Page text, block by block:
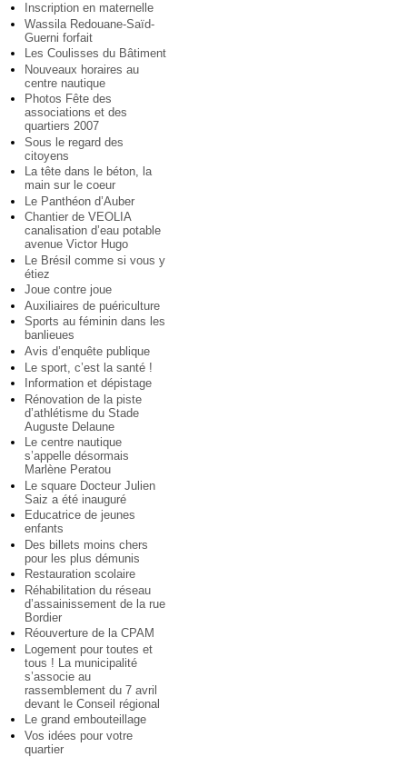
Inscription en maternelle
Wassila Redouane-Saïd-
Guerni forfait
Les Coulisses du Bâtiment
Nouveaux horaires au
centre nautique
Photos Fête des
associations et des
quartiers 2007
Sous le regard des
citoyens
La tête dans le béton, la
main sur le coeur
Le Panthéon d’Auber
Chantier de VEOLIA
canalisation d’eau potable
avenue Victor Hugo
Le Brésil comme si vous y
étiez
Joue contre joue
Auxiliaires de puériculture
Sports au féminin dans les
banlieues
Avis d’enquête publique
Le sport, c’est la santé !
Information et dépistage
Rénovation de la piste
d’athlétisme du Stade
Auguste Delaune
Le centre nautique
s’appelle désormais
Marlène Peratou
Le square Docteur Julien
Saiz a été inauguré
Educatrice de jeunes
enfants
Des billets moins chers
pour les plus démunis
Restauration scolaire
Réhabilitation du réseau
d’assainissement de la rue
Bordier
Réouverture de la CPAM
Logement pour toutes et
tous ! La municipalité
s’associe au
rassemblement du 7 avril
devant le Conseil régional
Le grand embouteillage
Vos idées pour votre
quartier